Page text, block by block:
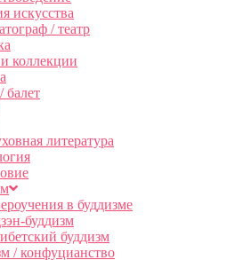
искусства
/ театр
коллекции
балет
литература
в буддизме
буддизм
буддизм
/ конфуцианство